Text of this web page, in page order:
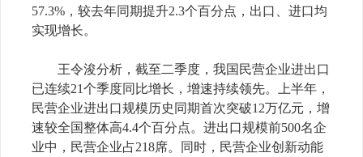
57.3% ，较去年同期提升2.3个百分点，出口、进口均
实现增长。
王令浚分析，截至二季度，我国民营企业进出口
已连续21个季度同比增长，增速持续领先。上半年，
民营企业进出口规模历史同期首次突破12万亿元，增
速较全国整体高4.4个百分点。进出口规模前500名企
业中，民营企业占218席。同时，民营企业创新动能